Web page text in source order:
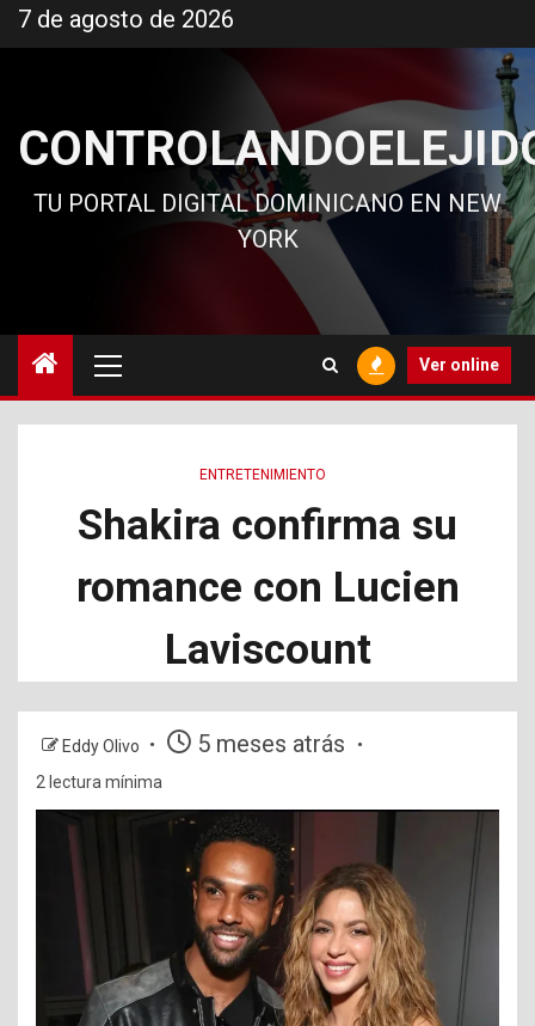
al
7 de agosto de 2026
TU PORTAL DIGITAL DOMINICANO EN NEW
YORK
principal
Ver online
ENTRETENIMIENTO
Shakira confirma su
romance con Lucien
Laviscount
Eddy Olivo 5 meses atrás
2 lectura mínima